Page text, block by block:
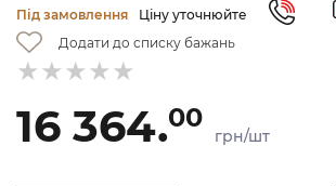
Під замовлення
Ціну уточнюйте
Додати до списку бажань
16 364.00
грн/шт